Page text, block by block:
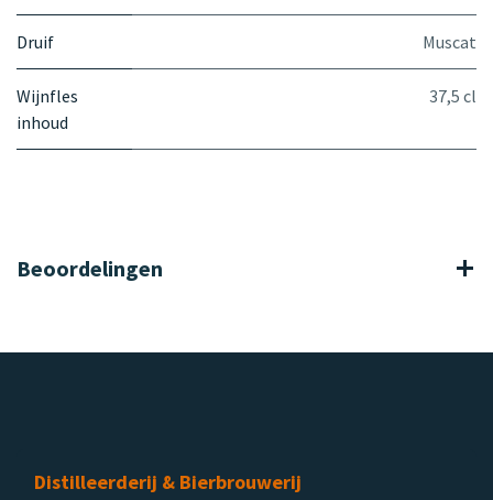
Druif Muscat
Wijnfles
inhoud
37,5 cl
Beoordelingen
Distilleerderij & Bierbrouwerij